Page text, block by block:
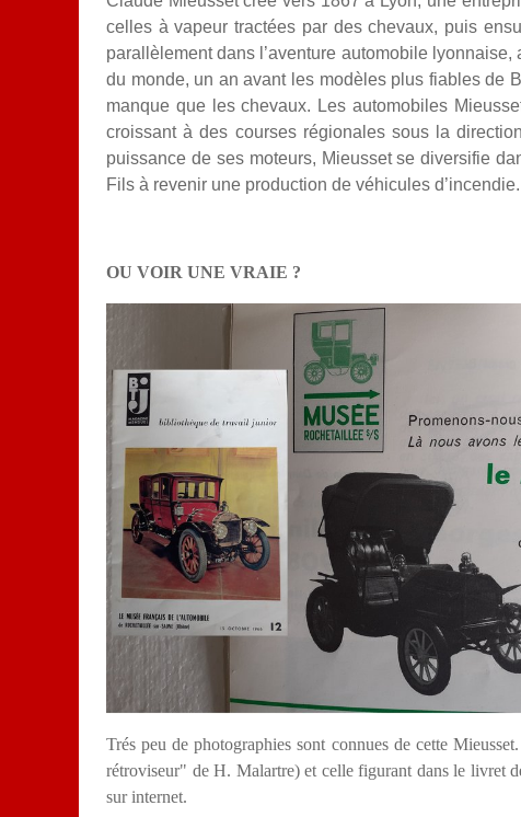
celles à vapeur tractées par des chevaux, puis
parallèlement dans l’aventure automobile
du monde, un an avant les modèles plus fiables de
manque que les chevaux. Les automobiles
croissant à des courses régionales sous la
puissance de ses moteurs, Mieusset se diversifie
Fils à revenir une production de véhicules d’incendie.
OU VOIR UNE VRAIE ?
Trés peu de photographies sont connues de cette
rétroviseur" de H. Malartre) et celle figurant dans le livret
sur internet.